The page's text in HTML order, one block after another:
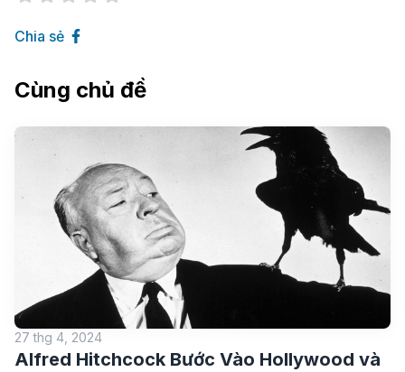
Chia sẻ
Cùng chủ đề
27 thg 4, 2024
Alfred Hitchcock Bước Vào Hollywood và